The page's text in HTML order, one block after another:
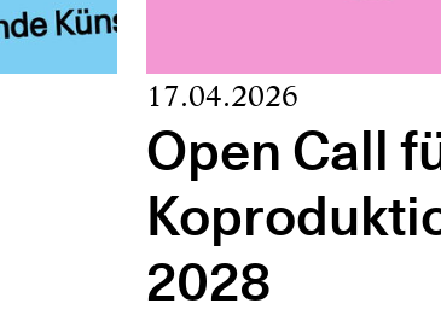
17.04.2026
Open Call
2028